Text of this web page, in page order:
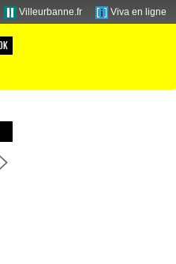
Villeurbanne.fr Viva en ligne